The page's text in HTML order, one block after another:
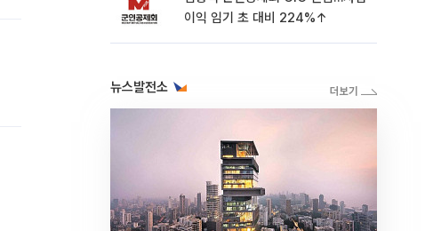
이익 임기 초 대비 224%↑
뉴스발전소